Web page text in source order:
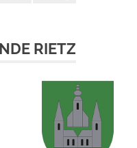
RIETZ